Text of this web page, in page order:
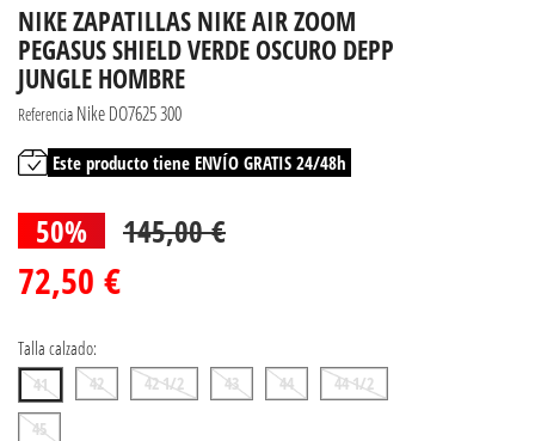
NIKE ZAPATILLAS NIKE AIR ZOOM
PEGASUS SHIELD VERDE OSCURO DEPP
JUNGLE HOMBRE
Referencia Nike DO7625 300
Este producto tiene ENVÍO GRATIS 24/48h
50% 145,00 €
72,50 €
Talla calzado:
41 42 42 1/2 43 44
44 1/2
45